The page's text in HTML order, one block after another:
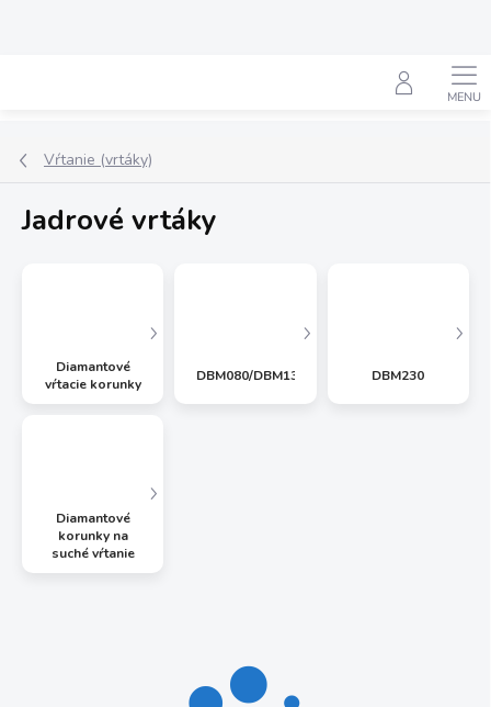
Hľadať
Vŕtanie (vrtáky)
Jadrové vrtáky
Diamantové
vŕtacie korunky
DBM080/DBM130/DBM131 DBM230
Diamantové
korunky na
suché vŕtanie